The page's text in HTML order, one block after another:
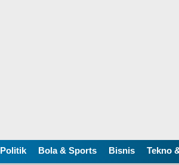
Politik Bola & Sports Bisnis Tekno